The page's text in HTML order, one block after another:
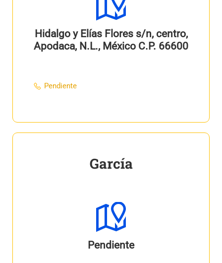
Hidalgo y Elías Flores s/n, centro,
Apodaca, N.L., México C.P. 66600
Pendiente
García
Pendiente